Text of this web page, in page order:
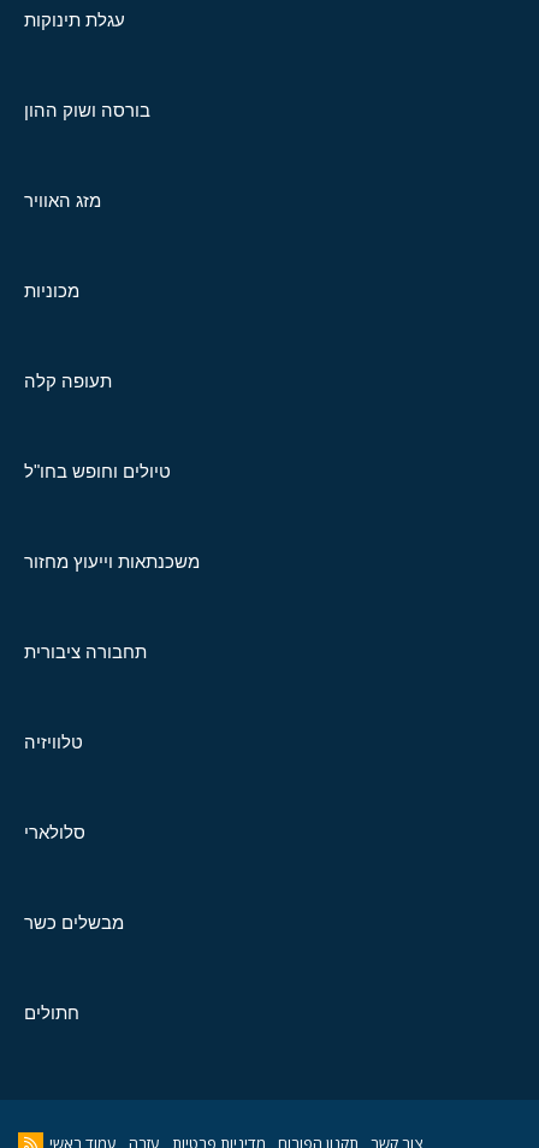
עגלת תינוקות
בורסה ושוק ההון
מזג האוויר
מכוניות
תעופה קלה
טיולים וחופש בחו"ל
משכנתאות וייעוץ מחזור
תחבורה ציבורית
טלוויזיה
סלולארי
מבשלים כשר
חתולים
צור קשר תקנון הפורום מדיניות פרטיות עזרה עמוד ראשי